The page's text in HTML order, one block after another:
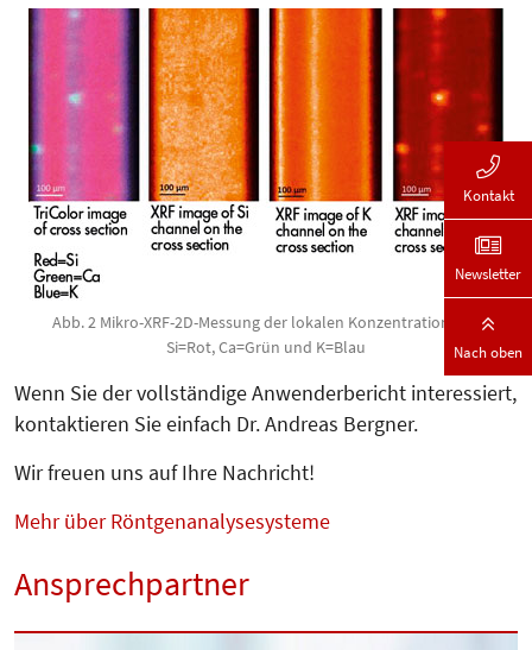
Abb. 2 Mikro-XRF-2D-Messung der lokalen Konzentration von
Si=Rot, Ca=Grün und K=Blau
Wenn Sie der vollständige Anwender­bericht interessiert,
kontaktieren Sie einfach Dr. Andreas Bergner.
Wir freuen uns auf Ihre Nachricht!
Mehr über Röntgenanalysesysteme
Ansprechpartner
Kontakt
Newsletter
Nach oben